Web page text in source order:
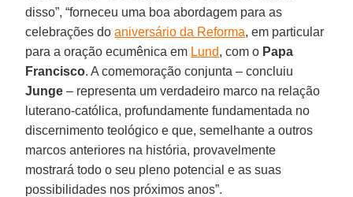
disso”, “forneceu uma boa abordagem para as
celebrações doaniversário da Reforma, em particular
para a oração ecumênica em Lund, com o Papa
Francisco. A comemoração conjunta – concluiu
Junge – representa um verdadeiro marco na relação
luterano-católica, profundamente fundamentada no
discernimento teológico e que, semelhante a outros
marcos anteriores na história, provavelmente
mostrará todo o seu pleno potencial e as suas
possibilidades nos próximos anos”.